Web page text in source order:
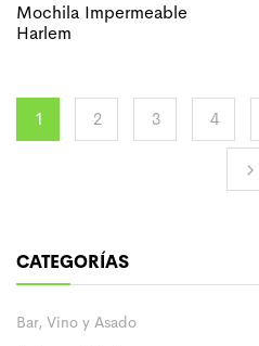
CATEGORÍAS
Bar, Vino y Asado
Mochila Impermeable
Harlem
1 2 3 4